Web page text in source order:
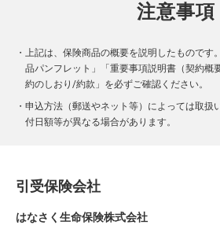
注意事項
・ 上記は、保険商品の概要を説明したものです
品パンフレット」「重要事項説明書（契約概
約のしおり/約款」を必ずご確認ください。
・ 申込方法（郵送やネット等）によっては取扱
付日額等が異なる場合があります。
引受保険会社
はなさく生命保険株式会社